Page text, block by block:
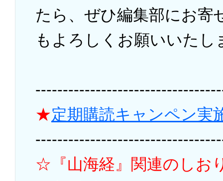
たら、ぜひ編集部にお寄
もよろしくお願いいたし
★定期購読キャンペン実
☆『山海経』関連のしお